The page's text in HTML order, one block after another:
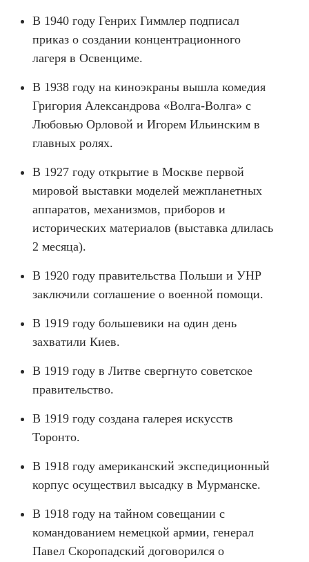
В 1940 году Генрих Гиммлер подписал
приказ о создании концентрационного
лагеря в Освенциме.
В 1938 году на киноэкраны вышла комедия
Григория Александрова «Волга-Волга» с
Любовью Орловой и Игорем Ильинским в
главных ролях.
В 1927 году открытие в Москве первой
мировой выставки моделей межпланетных
аппаратов, механизмов, приборов и
исторических материалов (выставка длилась
2 месяца).
В 1920 году правительства Польши и УНР
заключили соглашение о военной помощи.
В 1919 году большевики на один день
захватили Киев.
В 1919 году в Литве свергнуто советское
правительство.
В 1919 году создана галерея искусств
Торонто.
В 1918 году американский экспедиционный
корпус осуществил высадку в Мурманске.
В 1918 году на тайном совещании с
командованием немецкой армии, генерал
Павел Скоропадский договорился о